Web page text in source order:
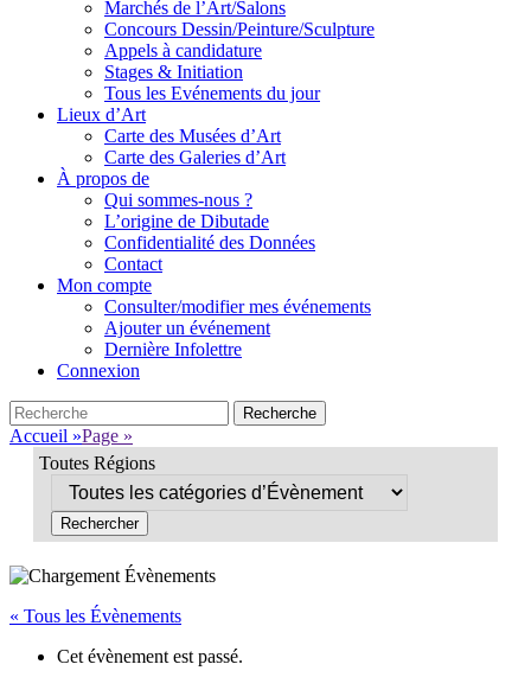
Marchés de l’Art/Salons
Concours Dessin/Peinture/Sculpture
Appels à candidature
Stages & Initiation
Tous les Evénements du jour
Lieux d’Art
Carte des Musées d’Art
Carte des Galeries d’Art
À propos de
Qui sommes-nous ?
L’origine de Dibutade
Confidentialité des Données
Contact
Mon compte
Consulter/modifier mes événements
Ajouter un événement
Dernière Infolettre
Connexion
Search
Recherche
pour:
Accueil »Page »
Toutes Régions
« Tous les Évènements
Cet évènement est passé.